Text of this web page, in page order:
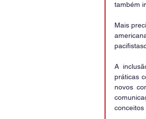
também
Mais
A
práticas
novos
conceitos